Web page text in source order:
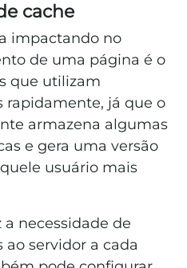
cache
impactando no
de uma página é o
que utilizam
já que o
armazena algumas
e gera uma versão
usuário mais
a necessidade de
servidor a cada